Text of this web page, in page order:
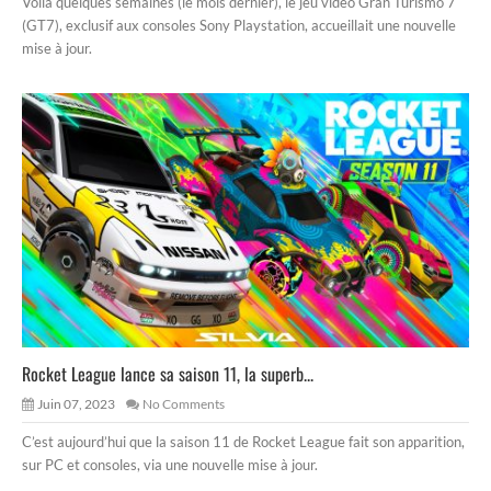
(GT7), exclusif aux consoles Sony Playstation, accueillait une nouvelle
mise à jour.
Rocket League lance sa saison 11, la superb...
Juin 07, 2023 No Comments
C’est aujourd’hui que la saison 11 de Rocket League fait son apparition,
sur PC et consoles, via une nouvelle mise à jour.